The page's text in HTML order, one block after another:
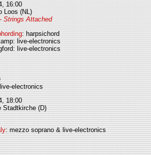
16:00
Loos (NL)
Strings Attached
: harpsichord
live-electronics
live-electronics
electronics
18:00
Stadtkirche (D)
: mezzo soprano & live-electronics